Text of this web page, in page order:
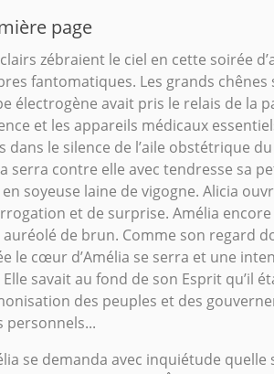
page
zébraient le ciel en cette soirée
fantomatiques. Les grands
électrogène avait pris le relais de la
et les appareils médicaux
dans le silence de l’aile obstétrique
serra contre elle avec tendresse sa
en soyeuse laine de vigogne. Alicia
et de surprise. Amélia
auréolé de brun. Comme son regard
le cœur d’Amélia se serra et une
Elle savait au fond de son Esprit qu’il
des peuples et des
personnels...
se demanda avec inquiétude quelle